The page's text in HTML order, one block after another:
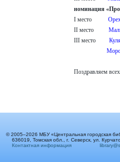
номинация
I место
II место
III место
Морозова
Поздравляем
© 2005–2026 МБУ «Центральная городская
636019, Томская обл., г. Северск, ул.
Контактная информация